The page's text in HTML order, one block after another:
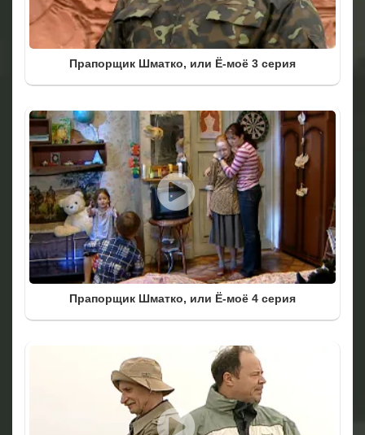
Прапорщик Шматко, или Ё-моё 3 серия
Прапорщик Шматко, или Ё-моё 4 серия